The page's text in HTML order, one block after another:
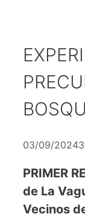
03/09/2024
PRIMER
de La
Vecinos